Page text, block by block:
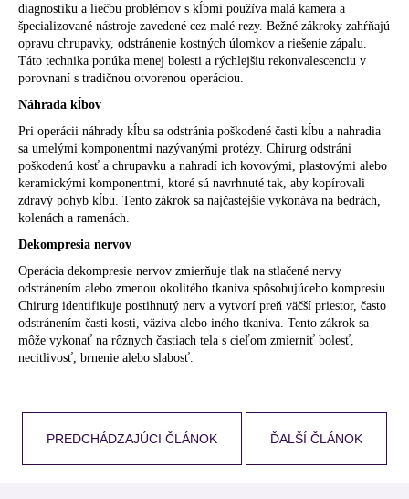
diagnostiku a liečbu problémov s kĺbmi používa malá kamera a
špecializované nástroje zavedené cez malé rezy. Bežné zákroky zahŕňajú
opravu chrupavky, odstránenie kostných úlomkov a riešenie zápalu.
Táto technika ponúka menej bolesti a rýchlejšiu rekonvalescenciu v
porovnaní s tradičnou otvorenou operáciou.
Náhrada kĺbov
Pri operácii náhrady kĺbu sa odstránia poškodené časti kĺbu a nahradia
sa umelými komponentmi nazývanými protézy. Chirurg odstráni
poškodenú kosť a chrupavku a nahradí ich kovovými, plastovými alebo
keramickými komponentmi, ktoré sú navrhnuté tak, aby kopírovali
zdravý pohyb kĺbu. Tento zákrok sa najčastejšie vykonáva na bedrách,
kolenách a ramenách.
Dekompresia nervov
Operácia dekompresie nervov zmierňuje tlak na stlačené nervy
odstránením alebo zmenou okolitého tkaniva spôsobujúceho kompresiu.
Chirurg identifikuje postihnutý nerv a vytvorí preň väčší priestor, často
odstránením časti kosti, väziva alebo iného tkaniva. Tento zákrok sa
môže vykonať na rôznych častiach tela s cieľom zmierniť bolesť,
necitlivosť, brnenie alebo slabosť.
PREDCHÁDZAJÚCI ČLÁNOK ĎALŠÍ ČLÁNOK